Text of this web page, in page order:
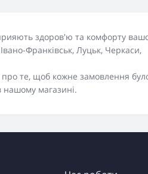
здоров'ю та комфорту
Франківськ, Луцьк, Черкаси,
про те, щоб кожне замовлення
нашому магазині.